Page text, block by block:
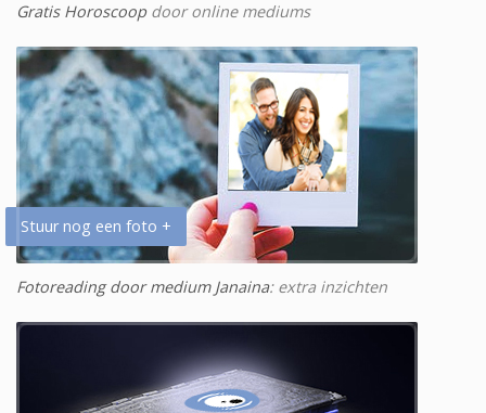
Gratis Horoscoopdoor online mediums
Stuur nog een foto +
Fotoreading door medium Janaina: extra inzichten